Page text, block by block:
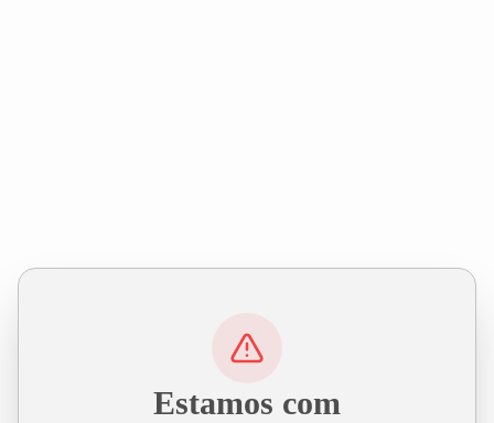
Estamos com